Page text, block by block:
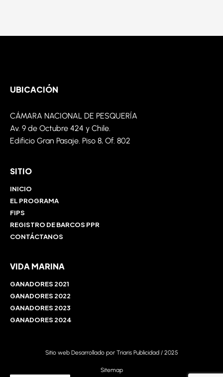
UBICACIÓN
CÁMARA NACIONAL DE PESQUERÍA
Av. 9 de Octubre 424 y Chile.
Edificio Gran Pasaje. Piso 8, Of. 802
SITIO
INICIO
EL PROGRAMA
FIPS
REGISTRO DE BARCOS PPR
CONTÁCTANOS
VIDA MARINA
GANADORES 2021
GANADORES 2022
GANADORES 2023
GANADORES 2024
Sitio web Desarrollado por Triaris Publicidad / 2025
Sitemap